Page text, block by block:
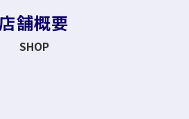
店舗概要
SHOP